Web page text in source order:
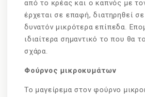
από το κρέας και ο καπνός με
έρχεται σε επαφή, διατηρηθεί
δυνατόν μικρότερα επίπεδα.
ιδιαίτερα σημαντικό το που θα
σχάρα.
Φούρνος μικροκυμάτων
Το μαγείρεμα στον φούρνο